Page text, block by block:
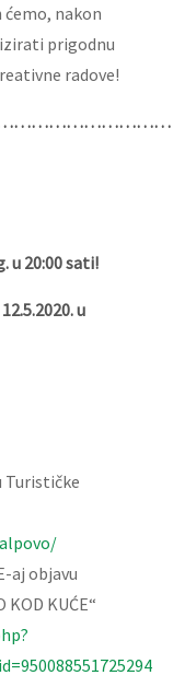
nakon
prigodnu
radove!
u 20:00 sati!
u
Turističke
aj objavu
KOD KUĆE“